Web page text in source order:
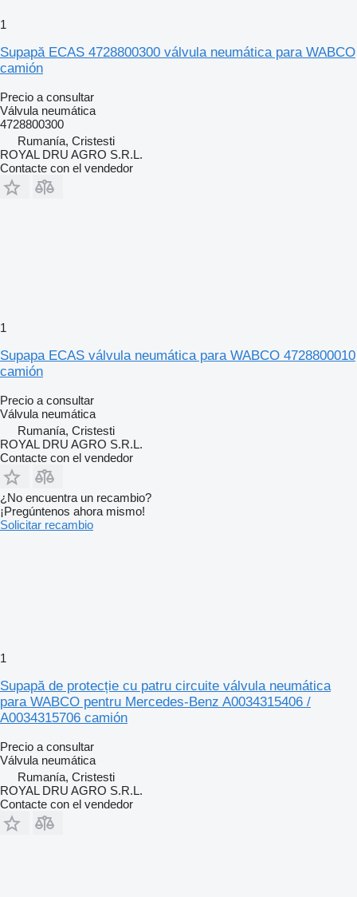
1
Supapă ECAS 4728800300 válvula neumática para WABCO
camión
Precio a consultar
Válvula neumática
4728800300
Rumanía, Cristesti
ROYAL DRU AGRO S.R.L.
Contacte con el vendedor
1
Supapa ECAS válvula neumática para WABCO 4728800010
camión
Precio a consultar
Válvula neumática
Rumanía, Cristesti
ROYAL DRU AGRO S.R.L.
Contacte con el vendedor
¿No encuentra un recambio?
¡Pregúntenos ahora mismo!
Solicitar recambio
1
Supapă de protecție cu patru circuite válvula neumática
para WABCO pentru Mercedes-Benz A0034315406 /
A0034315706 camión
Precio a consultar
Válvula neumática
Rumanía, Cristesti
ROYAL DRU AGRO S.R.L.
Contacte con el vendedor